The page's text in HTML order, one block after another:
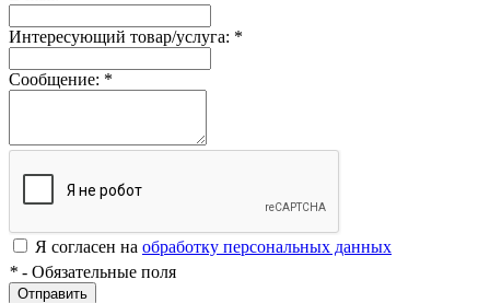
Интересующий товар/услуга: *
Сообщение: *
Я согласен на обработку персональных данных
* - Обязательные поля
Отправить